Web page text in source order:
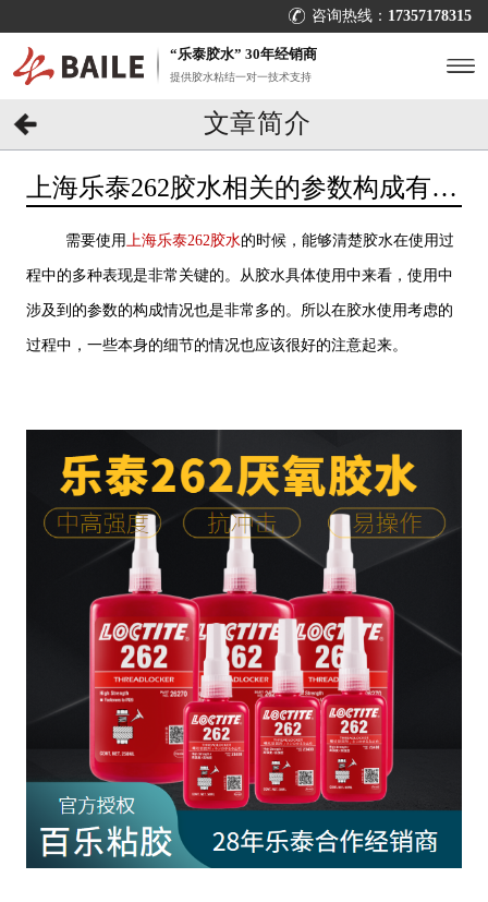
咨询热线： 17357178315
“乐泰胶水” 30年经销商
提供胶水粘结一对一技术支持
文章简介
上海乐泰262胶水相关的参数构成有哪
需要使用上海乐泰262胶水的时候，能够清楚胶水在使用过
程中的多种表现是非常关键的。从胶水具体使用中来看，使用中
涉及到的参数的构成情况也是非常多的。所以在胶水使用考虑的
过程中，一些本身的细节的情况也应该很好的注意起来。